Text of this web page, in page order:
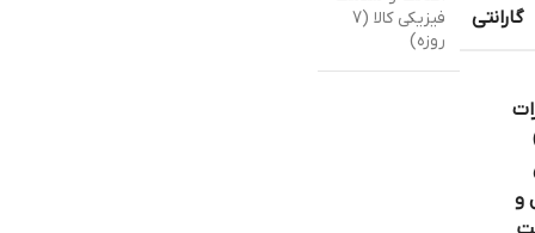
گارانتی
فیزیکی کالا (7
روزه)
و